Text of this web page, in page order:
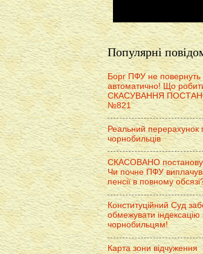
Популярні
Борг ПФУ не повернуть
автоматично! Що
СКАСУВАННЯ
№821
Реальний перерахунок
чорнобильців
СКАСОВАНО
Чи почне ПФУ
пенсії в повному
Конституційний Суд
обмежувати індексацію
чорнобильцям!
Карта зони відчуження